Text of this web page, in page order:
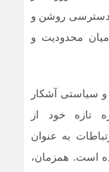
دسترسی روشن و
میان محدودیت و
سیاستی آشکار
تازه خود از
به عنوان
است. همزمان،